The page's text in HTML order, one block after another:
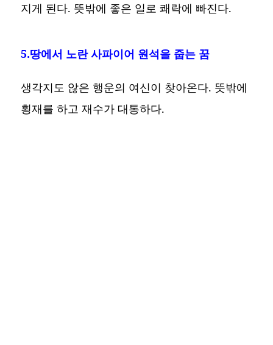
지게 된다. 뜻밖에 좋은 일로 쾌락에 빠진다.
5.땅에서 노란 사파이어 원석을 줍는 꿈
생각지도 않은 행운의 여신이 찾아온다. 뜻밖에
횡재를 하고 재수가 대통하다.